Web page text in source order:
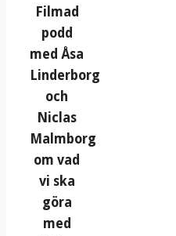
Filmad
podd
med Åsa
Linderborg
och
Niclas
Malmborg
om vad
vi ska
göra
med